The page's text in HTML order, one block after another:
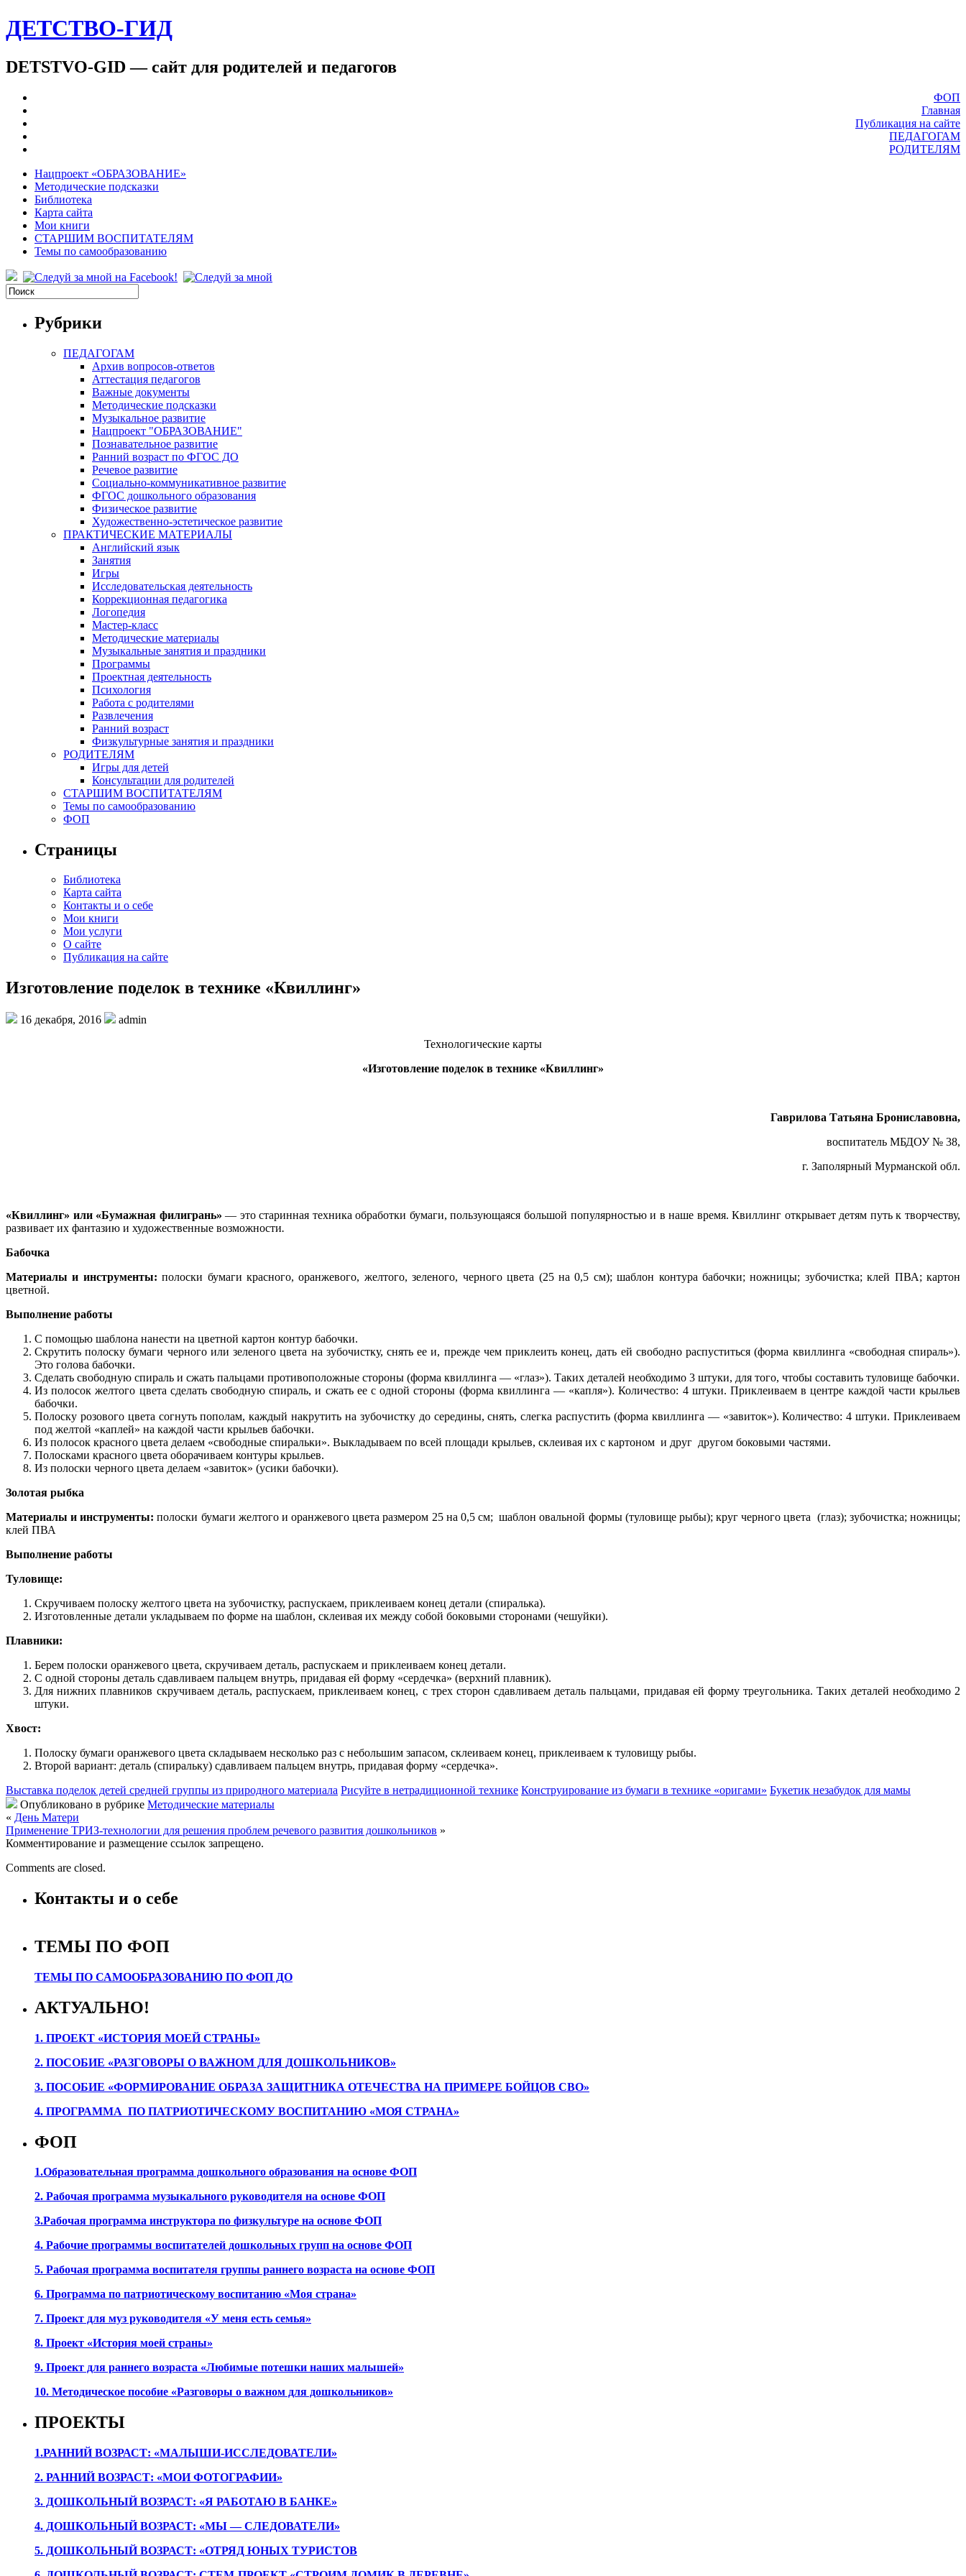
ДЕТСТВО-ГИД
DETSTVO-GID — сайт для родителей и педагогов
ФОП
Главная
Публикация на сайте
ПЕДАГОГАМ
РОДИТЕЛЯМ
Нацпроект «ОБРАЗОВАНИЕ»
Методические подсказки
Библиотека
Карта сайта
Мои книги
СТАРШИМ ВОСПИТАТЕЛЯМ
Темы по самообразованию
Рубрики
ПЕДАГОГАМ
Архив вопросов-ответов
Аттестация педагогов
Важные документы
Методические подсказки
Музыкальное развитие
Нацпроект "ОБРАЗОВАНИЕ"
Познавательное развитие
Ранний возраст по ФГОС ДО
Речевое развитие
Социально-коммуникативное развитие
ФГОС дошкольного образования
Физическое развитие
Художественно-эстетическое развитие
ПРАКТИЧЕСКИЕ МАТЕРИАЛЫ
Английский язык
Занятия
Игры
Исследовательская деятельность
Коррекционная педагогика
Логопедия
Мастер-класс
Методические материалы
Музыкальные занятия и праздники
Программы
Проектная деятельность
Психология
Работа с родителями
Развлечения
Ранний возраст
Физкультурные занятия и праздники
РОДИТЕЛЯМ
Игры для детей
Консультации для родителей
СТАРШИМ ВОСПИТАТЕЛЯМ
Темы по самообразованию
ФОП
Страницы
Библиотека
Карта сайта
Контакты и о себе
Мои книги
Мои услуги
О сайте
Публикация на сайте
Изготовление поделок в технике «Квиллинг»
16 декабря, 2016
admin
Технологические карты
«Изготовление поделок в технике «Квиллинг»
Гаврилова Татьяна Брониславовна,
воспитатель МБДОУ № 38,
г. Заполярный Мурманской обл.
«Квиллинг» или «Бумажная филигрань» — это старинная техника обработки бумаги, пользующаяся большой популярностью и в наше время. Квиллинг открывает детям путь к творчеству,
развивает их фантазию и художественные возможности.
Бабочка
Материалы и инструменты: полоски бумаги красного, оранжевого, желтого, зеленого, черного цвета (25 на 0,5 см); шаблон контура бабочки; ножницы; зубочистка; клей ПВА; картон
цветной.
Выполнение работы
С помощью шаблона нанести на цветной картон контур бабочки.
Скрутить полоску бумаги черного или зеленого цвета на зубочистку, снять ее и, прежде чем приклеить конец, дать ей свободно распуститься (форма квиллинга «свободная спираль»).
Это голова бабочки.
Сделать свободную спираль и сжать пальцами противоположные стороны (форма квиллинга — «глаз»). Таких деталей необходимо 3 штуки, для того, чтобы составить туловище бабочки.
Из полосок желтого цвета сделать свободную спираль, и сжать ее с одной стороны (форма квиллинга — «капля»). Количество: 4 штуки. Приклеиваем в центре каждой части крыльев
бабочки.
Полоску розового цвета согнуть пополам, каждый накрутить на зубочистку до середины, снять, слегка распустить (форма квиллинга — «завиток»). Количество: 4 штуки. Приклеиваем
под желтой «каплей» на каждой части крыльев бабочки.
Из полосок красного цвета делаем «свободные спиральки». Выкладываем по всей площади крыльев, склеивая их с картоном и друг другом боковыми частями.
Полосками красного цвета оборачиваем контуры крыльев.
Из полоски черного цвета делаем «завиток» (усики бабочки).
Золотая рыбка
Материалы и инструменты:полоски бумаги желтого и оранжевого цвета размером 25 на 0,5 см; шаблон овальной формы (туловище рыбы); круг черного цвета (глаз); зубочистка; ножницы;
клей ПВА
Выполнение работы
Туловище:
Скручиваем полоску желтого цвета на зубочистку, распускаем, приклеиваем конец детали (спиралька).
Изготовленные детали укладываем по форме на шаблон, склеивая их между собой боковыми сторонами (чешуйки).
Плавники:
Берем полоски оранжевого цвета, скручиваем деталь, распускаем и приклеиваем конец детали.
С одной стороны деталь сдавливаем пальцем внутрь, придавая ей форму «сердечка» (верхний плавник).
Для нижних плавников скручиваем деталь, распускаем, приклеиваем конец, с трех сторон сдавливаем деталь пальцами, придавая ей форму треугольника. Таких деталей необходимо 2
штуки.
Хвост:
Полоску бумаги оранжевого цвета складываем несколько раз с небольшим запасом, склеиваем конец, приклеиваем к туловищу рыбы.
Второй вариант: деталь (спиральку) сдавливаем пальцем внутрь, придавая форму «сердечка».
Выставка поделок детей средней группы из природного материала Рисуйте в нетрадиционной технике Конструирование из бумаги в технике «оригами» Букетик незабудок для мамы
Опубликовано в рубрике Методические материалы
« День Матери
Применение ТРИЗ-технологии для решения проблем речевого развития дошкольников »
Комментирование и размещение ссылок запрещено.
Comments are closed.
Контакты и о себе
ТЕМЫ ПО ФОП
ТЕМЫ ПО САМООБРАЗОВАНИЮ ПО ФОП ДО
АКТУАЛЬНО!
1. ПРОЕКТ «ИСТОРИЯ МОЕЙ СТРАНЫ»
2. ПОСОБИЕ «РАЗГОВОРЫ О ВАЖНОМ ДЛЯ ДОШКОЛЬНИКОВ»
3. ПОСОБИЕ «ФОРМИРОВАНИЕ ОБРАЗА ЗАЩИТНИКА ОТЕЧЕСТВА НА ПРИМЕРЕ БОЙЦОВ СВО»
4. ПРОГРАММА ПО ПАТРИОТИЧЕСКОМУ ВОСПИТАНИЮ «МОЯ СТРАНА»
ФОП
1.Образовательная программа дошкольного образования на основе ФОП
2. Рабочая программа музыкального руководителя на основе ФОП
3.Рабочая программа инструктора по физкультуре на основе ФОП
4. Рабочие программы воспитателей дошкольных групп на основе ФОП
5. Рабочая программа воспитателя группы раннего возраста на основе ФОП
6. Программа по патриотическому воспитанию «Моя страна»
7. Проект для муз руководителя «У меня есть семья»
8. Проект «История моей страны»
9. Проект для раннего возраста «Любимые потешки наших малышей»
10. Методическое пособие «Разговоры о важном для дошкольников»
ПРОЕКТЫ
1.РАННИЙ ВОЗРАСТ: «МАЛЫШИ-ИССЛЕДОВАТЕЛИ»
2. РАННИЙ ВОЗРАСТ: «МОИ ФОТОГРАФИИ»
3. ДОШКОЛЬНЫЙ ВОЗРАСТ: «Я РАБОТАЮ В БАНКЕ»
4. ДОШКОЛЬНЫЙ ВОЗРАСТ: «МЫ — СЛЕДОВАТЕЛИ»
5. ДОШКОЛЬНЫЙ ВОЗРАСТ: «ОТРЯД ЮНЫХ ТУРИСТОВ